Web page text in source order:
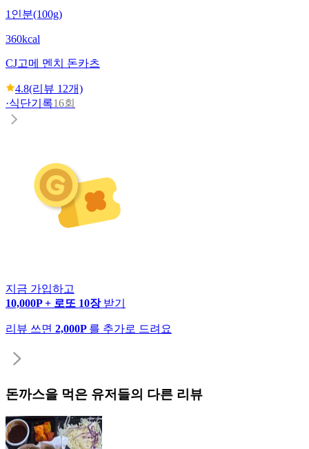
1인분(100g)
360kcal
CJ고메 멘치 돈카츠
4.8(리뷰 12개)
·식단기록16회
지금 가입하고
10,000P + 로또 10장 받기
리뷰 쓰면 2,000P 를 추가로 드려요
돈까스을 먹은 유저들의 다른 리뷰